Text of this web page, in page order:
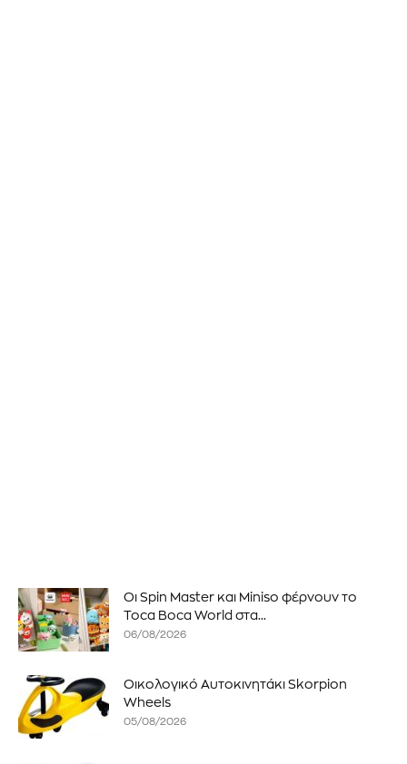
Οι Spin Master και Miniso φέρνουν το
Toca Boca World στα...
06/08/2026
Οικολογικό Αυτοκινητάκι Skorpion
Wheels
05/08/2026